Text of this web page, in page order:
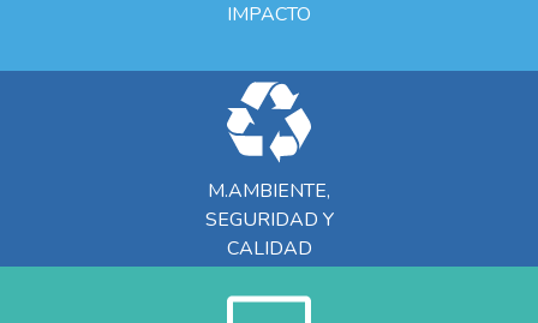
IMPACTO
M.AMBIENTE,
SEGURIDAD Y
CALIDAD